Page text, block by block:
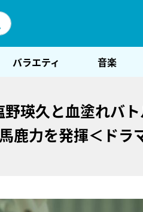
バラエティ 音楽
野瑛久と血塗れバ
鹿力を発揮＜ドラ